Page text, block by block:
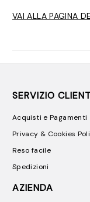
VAI ALLA PAGINA
SERVIZIO
Acquisti e Pagamenti
Privacy & Cookies
Reso facile
Spedizioni
AZIENDA